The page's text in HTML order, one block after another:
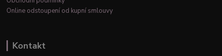
Online odstoupení od kupní smlouvy
Kontakt